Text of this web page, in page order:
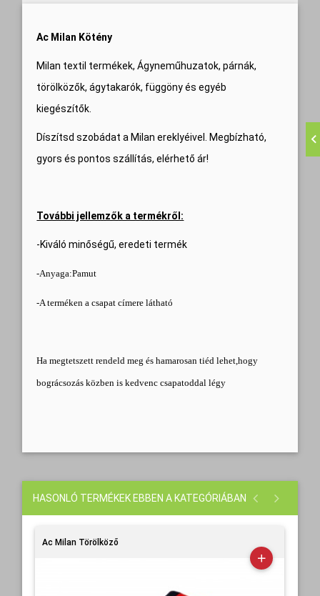
Ac Milan Kötény
Milan textil termékek, Ágyneműhuzatok, párnák,
törölközők, ágytakarók, függöny és egyéb
kiegészítők.
Díszítsd szobádat a Milan ereklyéivel. Megbízható,
gyors és pontos szállítás, elérhető ár!
További jellemzők a termékről:
-Kiváló minőségű, eredeti termék
-Anyaga:Pamut
-A terméken a csapat címere látható
Ha megtetszett rendeld meg és hamarosan tiéd lehet,hogy
bográcsozás közben is kedvenc csapatoddal légy
HASONLÓ TERMÉKEK EBBEN A KATEGÓRIÁBAN
Ac Milan Törölköző